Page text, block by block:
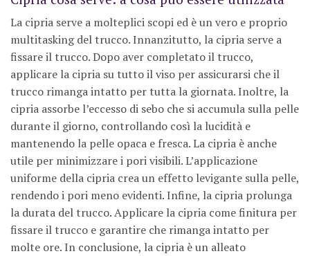
La cipria serve a molteplici scopi ed è un vero e proprio
multitasking del trucco. Innanzitutto, la cipria serve a
fissare il trucco. Dopo aver completato il trucco,
applicare la cipria su tutto il viso per assicurarsi che il
trucco rimanga intatto per tutta la giornata. Inoltre, la
cipria assorbe l’eccesso di sebo che si accumula sulla pelle
durante il giorno, controllando così la lucidità e
mantenendo la pelle opaca e fresca. La cipria è anche
utile per minimizzare i pori visibili. L’applicazione
uniforme della cipria crea un effetto levigante sulla pelle,
rendendo i pori meno evidenti. Infine, la cipria prolunga
la durata del trucco. Applicare la cipria come finitura per
fissare il trucco e garantire che rimanga intatto per
molte ore. In conclusione, la cipria è un alleato